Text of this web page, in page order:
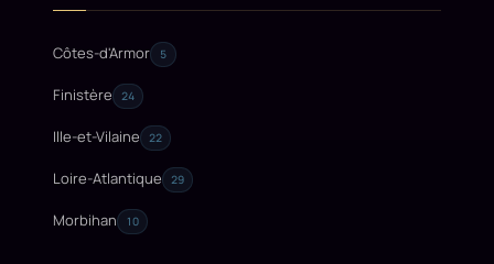
Côtes-d'Armor 5
Finistère 24
Ille-et-Vilaine 22
Loire-Atlantique 29
Morbihan 10